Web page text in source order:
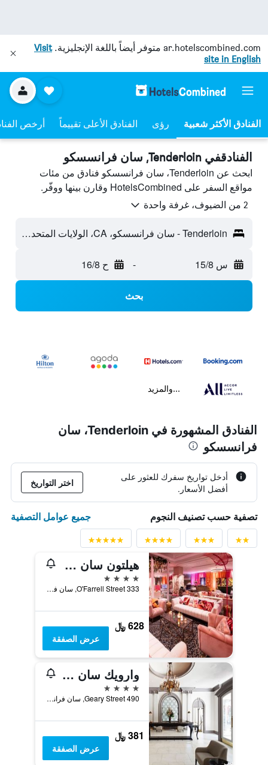
ar.hotelscombined.com متوفر أيضاً باللغة الإنجليزية.Visit
site in English
رؤى الفنادق الأعلى تقييماً أرخص
الفنادقفي Tenderloin, سان فرانسسكو
ابحث عن Tenderloin، سان فرانسسكو فنادق من مئات
مواقع السفر على HotelsCombined وقارن بينها ووفّر.
2 من الضيوف، غرفة واحدة
Tenderloin - سان فرانسسكو، CA، الولايات المتحدة الأميريكية
س 15/8 - ح 16/8
بحث
...والمزيد
الفنادق المشهورة في Tenderloin، سان
فرانسسكو
أدخل تواريخ سفرك للعثور على
أفضل الأسعار.
اختر التواريخ
تصفية حسب تصنيف النجوم جميع عوامل التصفية
هيلتون سان فرانسيسكو يونيون سكوير
4 نجوم
333 O'Farrell Street, سان فرانسسكو, CA, الولايات المتحدة الأميريكية
628 ﷼
عرض الصفقة
وارويك سان فرانسيسكو
4 نجوم
490 Geary Street, سان فرانسسكو, CA, الولايات المتحدة الأميريكية
381 ﷼
عرض الصفقة